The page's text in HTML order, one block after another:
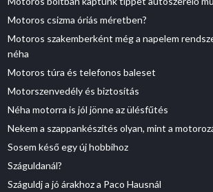
Motoros csizma óriás méretben?
Motoros szakemberként még a napelem
néha
Motoros túra és telefonos baleset
Motorszenvedély és biztosítás
Néha motorra is jól jönne az ülésfűtés
Nekem a szappankészítés olyan, mint a
Sosem késő egy új hobbihoz
Száguldanál?
Száguldj a jó árakhoz a Paco Hausnál